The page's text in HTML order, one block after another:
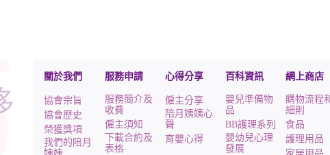
關於我們
協會宗旨
協會歷史
榮獲獎項
我們的陪月
服務申請
服務簡介及
收費
僱主須知
下載合約及
表格
心得分享
僱主分享
陪月姨姨心
聲
育嬰心得
百科資訊
嬰兒準備物
品
BB護理系列
嬰幼兒心理
發展
網上商店
購物流程
細則
食品
護理用品